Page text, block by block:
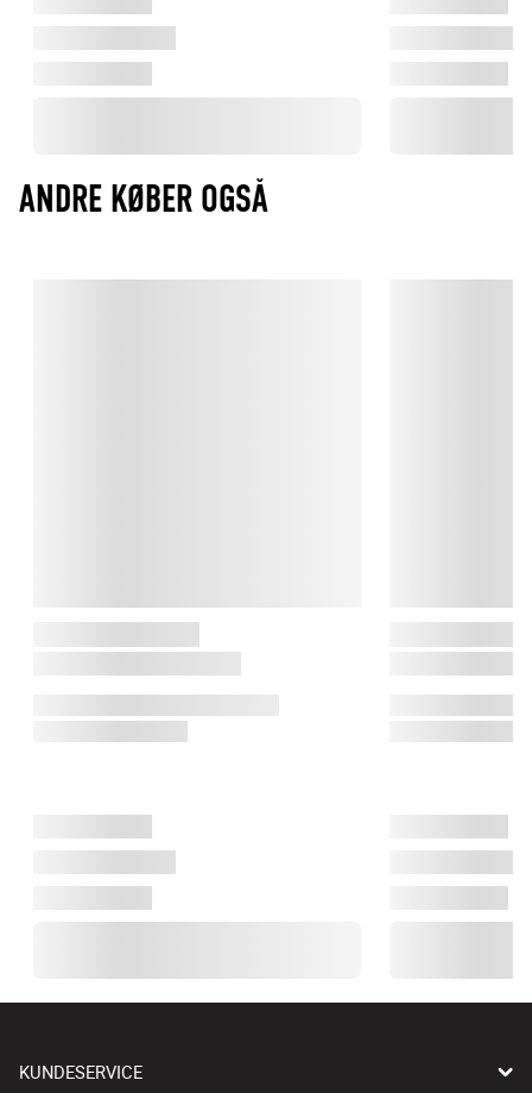
ANDRE KØBER OGSÅ
KUNDESERVICE